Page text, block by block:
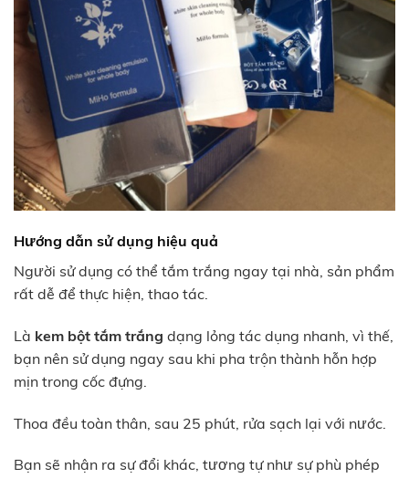
Hướng dẫn sử dụng hiệu quả
Người sử dụng có thể tắm trắng ngay tại nhà, sản phẩm
rất dễ để thực hiện, thao tác.
Là kem bột tắm trắng dạng lỏng tác dụng nhanh, vì thế,
bạn nên sử dụng ngay sau khi pha trộn thành hỗn hợp
mịn trong cốc đựng.
Thoa đều toàn thân, sau 25 phút, rửa sạch lại với nước.
Bạn sẽ nhận ra sự đổi khác, tương tự như sự phù phép